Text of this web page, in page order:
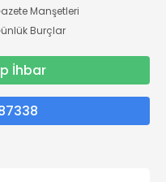
Manşetleri
Burçlar
İhbar